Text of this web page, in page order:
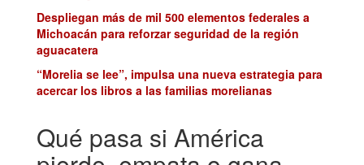
Despliegan más de mil 500 elementos federales a
Michoacán para reforzar seguridad de la región
aguacatera
“Morelia se lee”, impulsa una nueva estrategia para
acercar los libros a las familias morelianas
Qué pasa si América